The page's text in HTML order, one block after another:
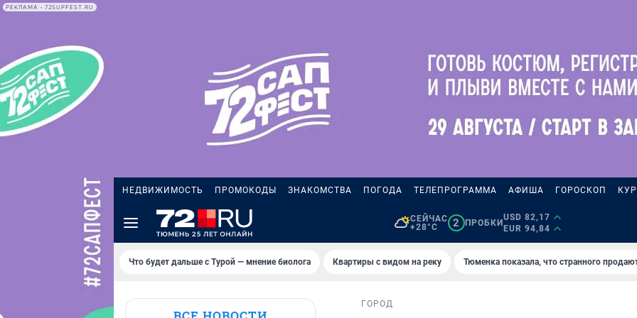
РЕКЛАМА • 72SUPFEST.RU
НЕДВИЖИМОСТЬ ПРОМОКОДЫ ЗНАКОМСТВА ПОГОДА ТЕЛЕПРОГРАММА АФИША ГОРОСКОП
СЕЙЧАС
+28°C
2 ПРОБКИ
USD 82,17
EUR 94,84
Что будет дальше с Турой — мнение биолога Квартиры с видом на реку Тюменка показала, что странного
ГОРОД